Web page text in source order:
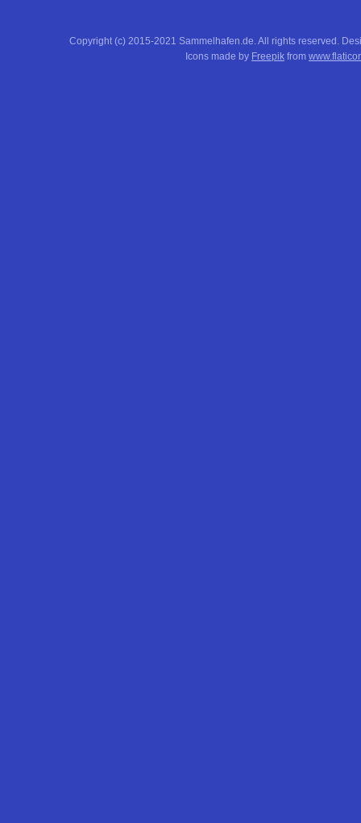
Copyright (c) 2015-2021 Sammelhafen.de. All rights reserved.
Icons made by Freepik from